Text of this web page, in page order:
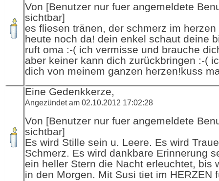
Von [Benutzer nur fuer angemeldete
sichtbar]
es fliesen tränen, der schmerz im
heute noch da! dein enkel schaut deine
ruft oma :-( ich vermisse und brauche
aber keiner kann dich zurückbringen :-(
dich von meinem ganzen herzen!kuss
Eine Gedenkkerze,
Angezündet am 02.10.2012 17:02:28
Von [Benutzer nur fuer angemeldete
sichtbar]
Es wird Stille sein u. Leere. Es wird
Schmerz. Es wird dankbare Erinnerung
ein heller Stern die Nacht erleuchtet, bis
in den Morgen. Mit Susi tiet im HERZEN